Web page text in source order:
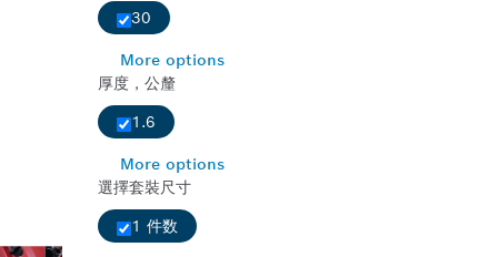
30
More options
厚度，公釐
1.6
More options
選擇套裝尺寸
1 件数